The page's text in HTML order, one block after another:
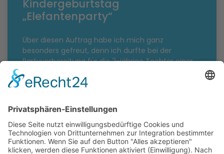
Kindergeburtstag
„Elefantenparty“
Über diesen Auftrag habe ich mich ganz
besonders gefreut, denn ich durfte bei der
Partyvorbereitung für die 2-jährige Tochter einer